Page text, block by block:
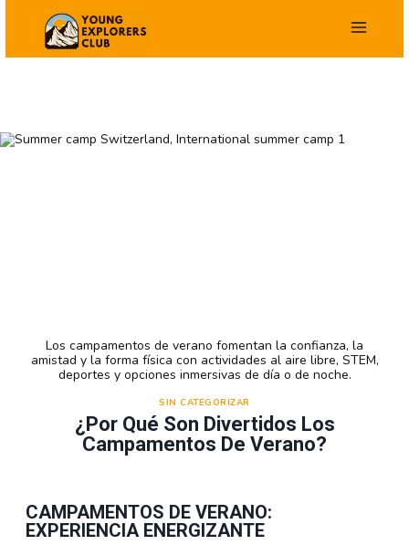
contenido
¿Por Qué Son Divertidos Los
Campamentos De Verano?
SIN CATEGORIZAR
Los campamentos de verano fomentan la confianza, la
amistad y la forma física con actividades al aire libre, STEM,
deportes y opciones inmersivas de día o de noche.
CAMPAMENTOS DE VERANO:
EXPERIENCIA ENERGIZANTE